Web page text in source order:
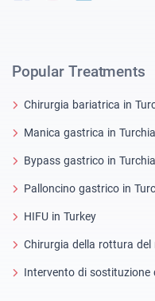
Popular Treatments
Chirurgia bariatrica in
Manica gastrica in Turchia
Bypass gastrico in Turchia
Palloncino gastrico in
HIFU in Turkey
Chirurgia della rottura del
Intervento di sostituzione